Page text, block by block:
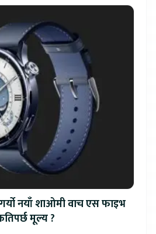
नयाँ शाओमी वाच एस फाइभ
मूल्य ?